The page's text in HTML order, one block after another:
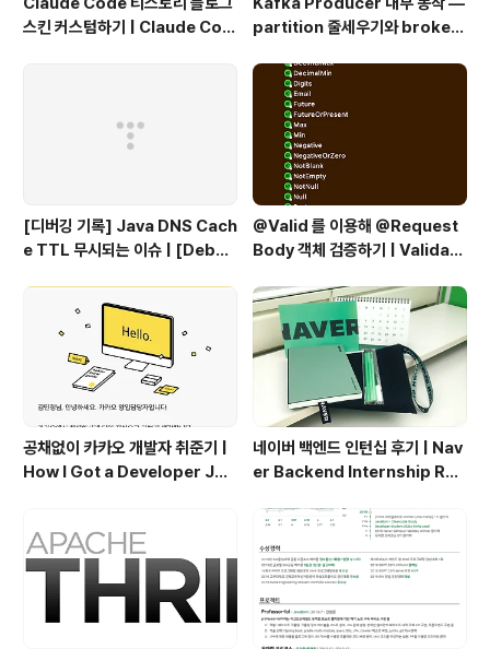
스킨 커스텀하기 | Claude Cod
partition 줄세우기와 broker
[디버깅 기록] Java DNS Cach
e TTL 무시되는 이슈 | [Debug
TTL Ignored Issue
@Valid 를 이용해 @Request
Body 객체 검증하기 | Validati
s Using @Valid
공채없이 카카오 개발자 취준기 |
How I Got a Developer Job
네이버 백엔드 인턴십 후기 | Nav
er Backend Internship Rev